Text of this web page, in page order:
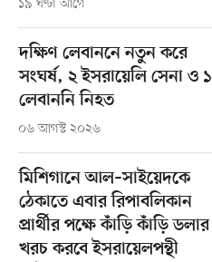
১৯ ঘণ্টা আগে
দক্ষিণ লেবাননে নতুন করে
সংঘর্ষ, ২ ইসরায়েলি সেনা ও ১
লেবাননি নিহত
০৬ আগস্ট ২০২৬
মিশিগানে আল–সাইয়েদকে
ঠেকাতে এবার রিপাবলিকান
প্রার্থীর পক্ষে কাঁড়ি কাঁড়ি ডলার
খরচ করবে ইসরায়েলপন্থী